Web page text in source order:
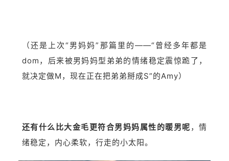
（还是上次“男妈妈”那篇里的——“曾经多年都是
dom，后来被男妈妈型弟弟的情绪稳定震惊跪了，
就决定做M，现在正在把弟弟掰成S”的Amy）
还有什么比大金毛更符合男妈妈属性的暖男呢 ，情
绪稳定，内心柔软，行走的小太阳。